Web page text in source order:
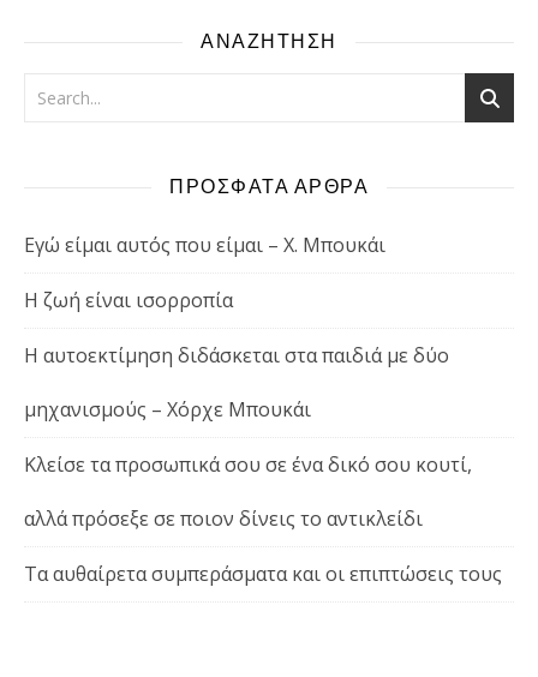
ΑΝΑΖΗΤΗΣΗ
ΠΡΟΣΦΑΤΑ ΑΡΘΡΑ
Εγώ είμαι αυτός που είμαι – Χ. Μπουκάι
Η ζωή είναι ισορροπία
Η αυτοεκτίμηση διδάσκεται στα παιδιά με δύο
μηχανισμούς – Χόρχε Μπουκάι
Κλείσε τα προσωπικά σου σε ένα δικό σου κουτί,
αλλά πρόσεξε σε ποιον δίνεις το αντικλείδι
Τα αυθαίρετα συμπεράσματα και οι επιπτώσεις τους